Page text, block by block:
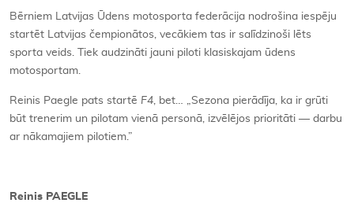
Bērniem Latvijas Ūdens motosporta federācija nodrošina iespēju
startēt Latvijas čempionātos, vecākiem tas ir salīdzinoši lēts
sporta veids. Tiek audzināti jauni piloti klasiskajam ūdens
motosportam.
Reinis Paegle pats startē F4, bet… „Sezona pierādīja, ka ir grūti
būt trenerim un pilotam vienā personā, izvēlējos prioritāti — darbu
ar nākamajiem pilotiem.”
Reinis PAEGLE